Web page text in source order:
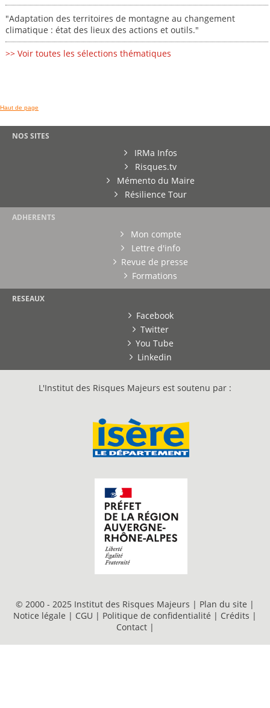
"Adaptation des territoires de montagne au changement
climatique : état des lieux des actions et outils."
>> Voir toutes les sélections thématiques
Haut de page
NOS SITES
IRMa Infos
Risques.tv
Mémento du Maire
Résilience Tour
ADHERENTS
Mon compte
Lettre d'info
Revue de presse
Formations
RESEAUX
Facebook
Twitter
You Tube
Linkedin
L'Institut des Risques Majeurs est soutenu par :
© 2000 - 2025 Institut des Risques Majeurs | Plan du site |
Notice légale | CGU | Politique de confidentialité | Crédits |
Contact |